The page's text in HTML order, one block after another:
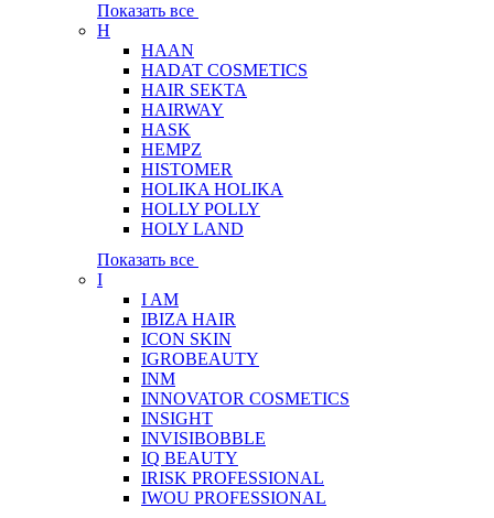
Показать все
H
HAAN
HADAT COSMETICS
HAIR SEKTA
HAIRWAY
HASK
HEMPZ
HISTOMER
HOLIKA HOLIKA
HOLLY POLLY
HOLY LAND
Показать все
I
I AM
IBIZA HAIR
ICON SKIN
IGROBEAUTY
INM
INNOVATOR COSMETICS
INSIGHT
INVISIBOBBLE
IQ BEAUTY
IRISK PROFESSIONAL
IWOU PROFESSIONAL